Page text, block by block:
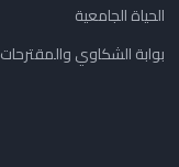
الحياة الجامعية
بوابة الشكاوي والمقترحات